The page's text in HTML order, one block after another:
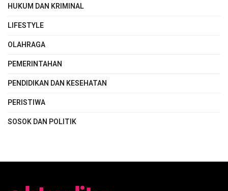
HUKUM DAN KRIMINAL
LIFESTYLE
OLAHRAGA
PEMERINTAHAN
PENDIDIKAN DAN KESEHATAN
PERISTIWA
SOSOK DAN POLITIK